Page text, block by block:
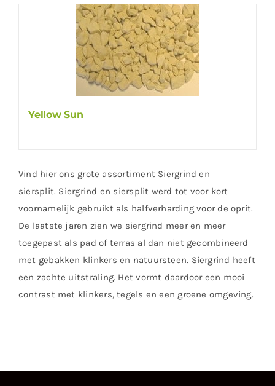
Yellow Sun
Vind hier ons grote assortiment Siergrind en
siersplit. Siergrind en siersplit werd tot voor kort
voornamelijk gebruikt als halfverharding voor de oprit.
De laatste jaren zien we siergrind meer en meer
toegepast als pad of terras al dan niet gecombineerd
met gebakken klinkers en natuursteen. Siergrind heeft
een zachte uitstraling. Het vormt daardoor een mooi
contrast met klinkers, tegels en een groene omgeving.